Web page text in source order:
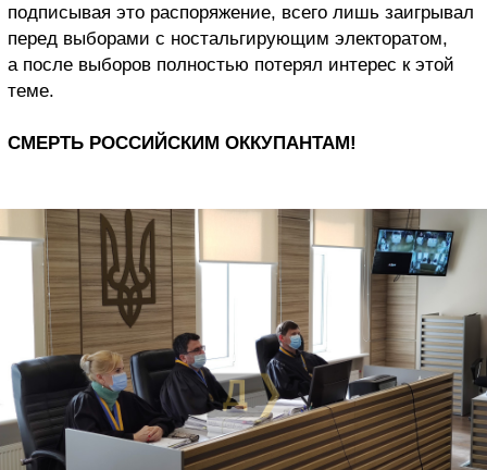
подписывая это распоряжение, всего лишь заигрывал
перед выборами с ностальгирующим электоратом,
а после выборов полностью потерял интерес к этой
теме.
СМЕРТЬ РОССИЙСКИМ ОККУПАНТАМ!